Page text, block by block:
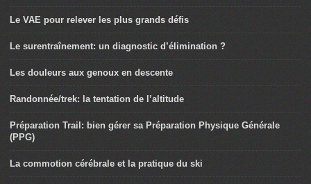
Le VAE pour relever les plus grands défis
Le surentraînement: un diagnostic d’élimination ?
Les douleurs aux genoux en descente
Randonnée/trek: la tentation de l’altitude
Préparation Trail: bien gérer sa Préparation Physique Générale
(PPG)
La commotion cérébrale et la pratique du ski